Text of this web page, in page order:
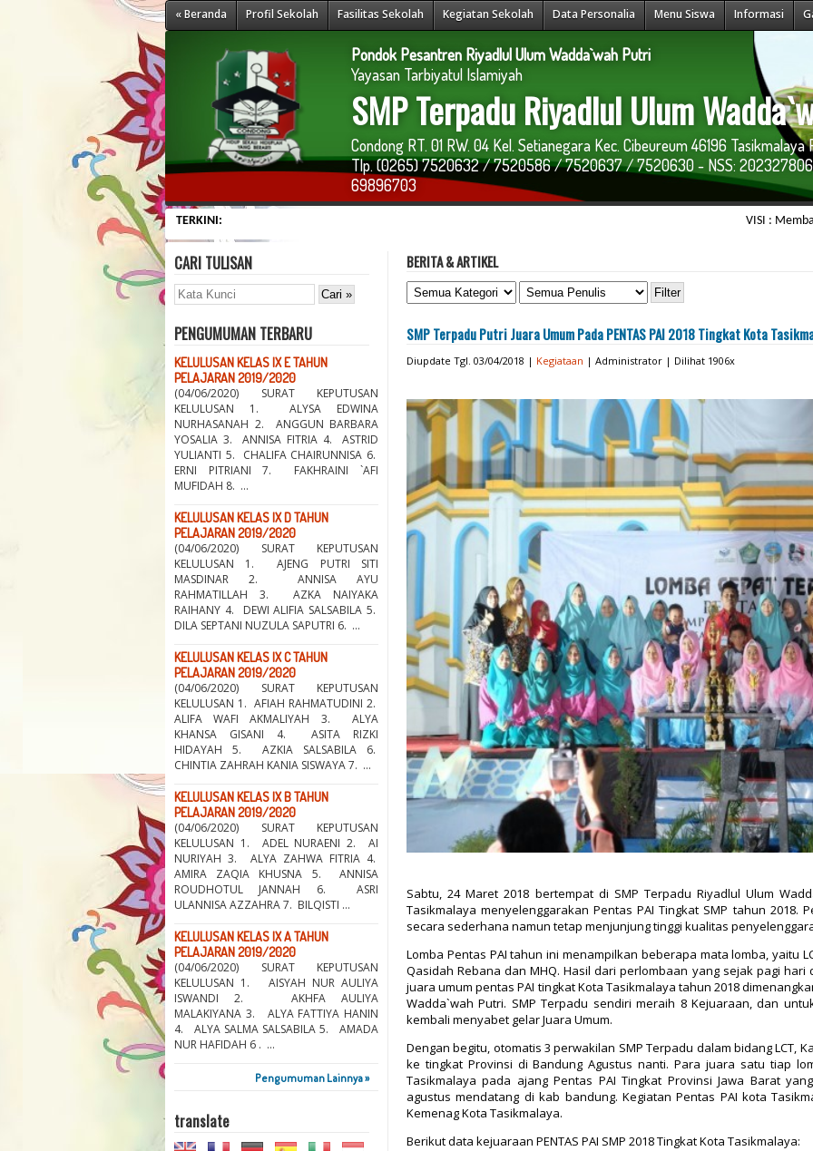
« Beranda Profil Sekolah Fasilitas Sekolah Kegiatan Sekolah Data Personalia Menu Siswa Informasi
Pondok Pesantren Riyadlul Ulum Wadda`wah Putri
Yayasan Tarbiyatul Islamiyah
SMP Terpadu Riyadlul Ulum
Condong RT. 01 RW. 04 Kel. Setianegara Kec. Cibeureum 46196
Tlp. (0265) 7520632 / 7520586 / 7520637 / 7520630 - NSS:
69896703
TERKINI: VISI :
CARI TULISAN
PENGUMUMAN TERBARU
KELULUSAN KELAS IX E TAHUN
PELAJARAN 2019/2020
(04/06/2020) SURAT KEPUTUSAN
KELULUSAN 1. ALYSA EDWINA
NURHASANAH 2. ANGGUN BARBARA
YOSALIA 3. ANNISA FITRIA 4. ASTRID
YULIANTI 5. CHALIFA CHAIRUNNISA 6.
ERNI PITRIANI 7. FAKHRAINI `AFI
MUFIDAH 8. ...
KELULUSAN KELAS IX D TAHUN
PELAJARAN 2019/2020
(04/06/2020) SURAT KEPUTUSAN
KELULUSAN 1. AJENG PUTRI SITI
MASDINAR 2. ANNISA AYU
RAHMATILLAH 3. AZKA NAIYAKA
RAIHANY 4. DEWI ALIFIA SALSABILA 5.
DILA SEPTANI NUZULA SAPUTRI 6. ...
KELULUSAN KELAS IX C TAHUN
PELAJARAN 2019/2020
(04/06/2020) SURAT KEPUTUSAN
KELULUSAN 1. AFIAH RAHMATUDINI 2.
ALIFA WAFI AKMALIYAH 3. ALYA
KHANSA GISANI 4. ASITA RIZKI
HIDAYAH 5. AZKIA SALSABILA 6.
CHINTIA ZAHRAH KANIA SISWAYA 7. ...
KELULUSAN KELAS IX B TAHUN
PELAJARAN 2019/2020
(04/06/2020) SURAT KEPUTUSAN
KELULUSAN 1. ADEL NURAENI 2. AI
NURIYAH 3. ALYA ZAHWA FITRIA 4.
AMIRA ZAQIA KHUSNA 5. ANNISA
ROUDHOTUL JANNAH 6. ASRI
ULANNISA AZZAHRA 7. BILQISTI ...
KELULUSAN KELAS IX A TAHUN
PELAJARAN 2019/2020
(04/06/2020) SURAT KEPUTUSAN
KELULUSAN 1. AISYAH NUR AULIYA
ISWANDI 2. AKHFA AULIYA
MALAKIYANA 3. ALYA FATTIYA HANIN
4. ALYA SALMA SALSABILA 5. AMADA
NUR HAFIDAH 6 . ...
Pengumuman Lainnya »
translate
BERITA & ARTIKEL
SMP Terpadu Putri Juara Umum Pada PENTAS PAI 2018 Tingkat Kota
Diupdate Tgl. 03/04/2018 | Kegiataan | Administrator | Dilihat 1906x
Sabtu, 24 Maret 2018 bertempat di SMP Terpadu Riyadlul Ulum
Tasikmalaya menyelenggarakan Pentas PAI Tingkat SMP tahun 2018.
secara sederhana namun tetap menjunjung tinggi kualitas
Lomba Pentas PAI tahun ini menampilkan beberapa mata lomba, yaitu
Qasidah Rebana dan MHQ. Hasil dari perlombaan yang sejak pagi hari
juara umum pentas PAI tingkat Kota Tasikmalaya tahun 2018
Wadda`wah Putri. SMP Terpadu sendiri meraih 8 Kejuaraan, dan
kembali menyabet gelar Juara Umum.
Dengan begitu, otomatis 3 perwakilan SMP Terpadu dalam bidang LCT,
ke tingkat Provinsi di Bandung Agustus nanti.Para juara satu tiap
Tasikmalaya pada ajang Pentas PAI Tingkat Provinsi Jawa Barat
agustus mendatang di kab bandung. Kegiatan Pentas PAI kota
Kemenag Kota Tasikmalaya.
Berikut data kejuaraan PENTAS PAI SMP 2018 Tingkat Kota Tasikmalaya: